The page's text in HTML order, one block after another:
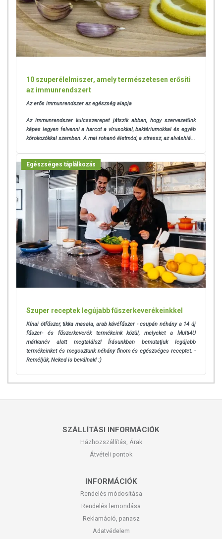
hatást tulajdonítani.
A termék nem helyettesíti a kiegyensúlyozott, vegyes
étrendet és az egészséges életmódot! A termék nem
gyógyít betegségeket! A termék nem az orvosi kezelés
mennyiséget ne lépje túl! Ne szedje a készítményt, ha az
összetevők bármelyikére érzékeny vagy allergiás!
Kisgyermektől elzárva tartandó!
10 szuperélelmiszer, amely természetesen erősíti
az immunrendszert
Az erős immunrendszer az egészség alapja
Az immunrendszer kulcsszerepet játszik abban, hogy szervezetünk
képes legyen felvenni a harcot a vírusokkal, baktériumokkal és egyéb
kórokozókkal szemben. A mai rohanó életmód, a stressz, az alváshiá...
Egészséges táplálkozás
Szuper receptek legújabb fűszerkeverékeinkkel
Kínai ötfűszer, tikka masala, arab kávéfűszer - csupán néhány a 14 új
fűszer- és fűszerkeverék termékeink közül, melyeket a Multi4U
márkanév alatt megtalálsz! Írásunkban bemutatjuk legújabb
termékeinket és megosztunk néhány finom és egészséges receptet. -
Reméljük, Neked is beválnak! :)
SZÁLLÍTÁSI INFORMÁCIÓK
Házhozszállítás, Árak
Átvételi pontok
INFORMÁCIÓK
Rendelés módosítása
Rendelés lemondása
Reklamáció, panasz
Adatvédelem